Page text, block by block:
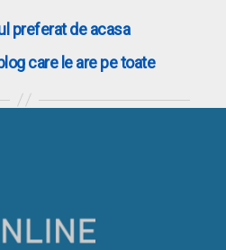
preferat de acasa
care le are pe toate